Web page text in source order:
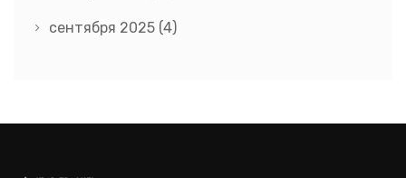
сентября 2025 (4)